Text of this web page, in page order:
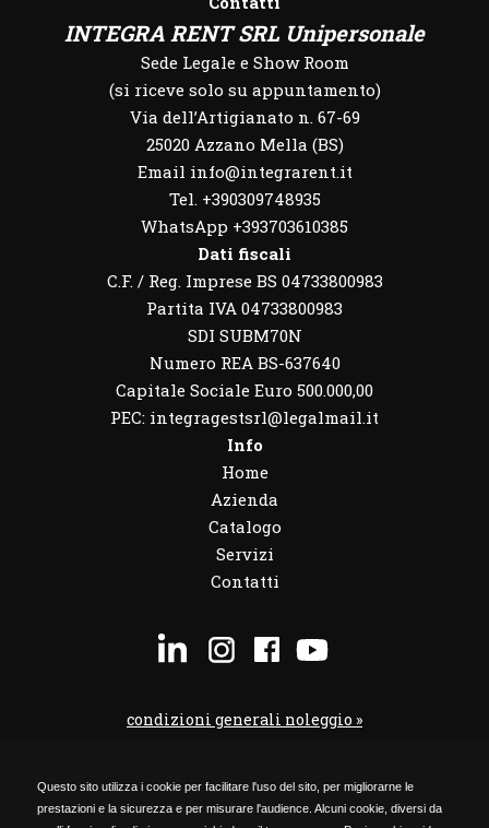
Questo sito utilizza i cookie per facilitare l'uso del sito, per migliorarne le
prestazioni e la sicurezza e per misurare l'audience. Alcuni cookie, diversi da
INTEGRA RENT SRL Unipersonale
Sede Legale e Show Room
(si riceve solo su appuntamento)
Via dell’Artigianato n. 67-69
25020 Azzano Mella (BS)
Email info@integrarent.it
Tel. +390309748935
WhatsApp +393703610385
Dati fiscali
C.F. / Reg. Imprese BS 04733800983
Partita IVA 04733800983
SDI SUBM70N
Numero REA BS-637640
Capitale Sociale Euro 500.000,00
PEC: integragestsrl@legalmail.it
Info
Home
Azienda
Catalogo
Servizi
Contatti
condizioni generali noleggio »
codice etico »
Privacy Policy »